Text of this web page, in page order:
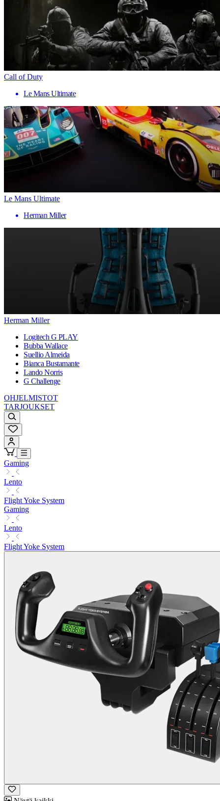
Call of Duty
Le Mans Ultimate
Le Mans Ultimate
Herman Miller
Herman Miller
Logitech G PLAY
Bubba Wallace
Suellio Almeida
Bianca Bustamante
Lando Norris
G Challenge
OHJELMISTOT
TARJOUKSET
Gaming
Lento
Flight Yoke System
Gaming
Lento
Flight Yoke System